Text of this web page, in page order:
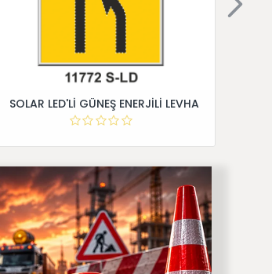
SOLAR LED'Lİ GÜNEŞ ENERJİLİ LEVHA